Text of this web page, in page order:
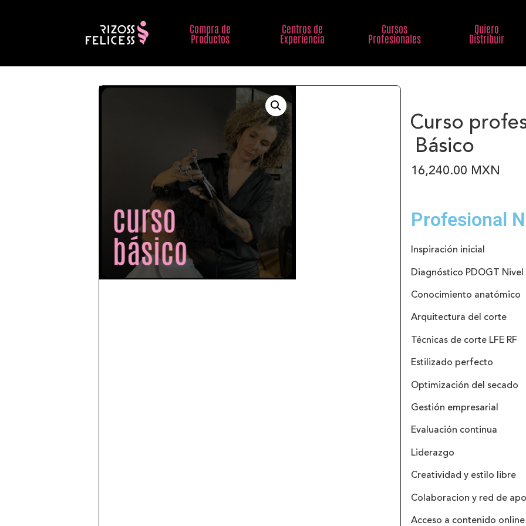
Compra de
Productos
Centros de
Experiencia
Cursos
Profesionales
Quiero
Distribuir
Curso
Básico
16,240.00 MXN
Profesional
Inspiración inicial
Diagnóstico PDOGT Nivel
Conocimiento anatómico
Arquitectura del corte
Técnicas de corte LFE RF
Estilizado perfecto
Optimización del secado
Gestión empresarial
Evaluación continua
Liderazgo
Creatividad y estilo libre
Colaboracion y red de
Acceso a contenido online